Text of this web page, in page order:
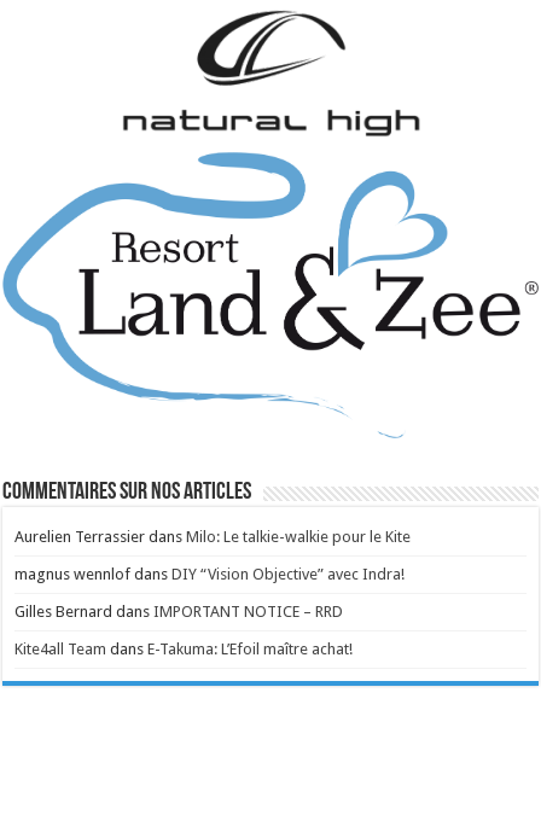
Commentaires sur nos articles
Aurelien Terrassier dansMilo: Le talkie-walkie pour le Kite
magnus wennlof dansDIY “Vision Objective” avec Indra!
Gilles Bernard dansIMPORTANT NOTICE – RRD
Kite4all Team dansE-Takuma: L’Efoil maître achat!